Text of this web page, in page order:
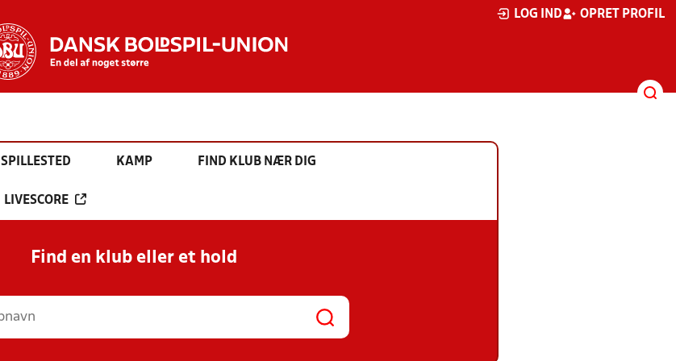
LOG IND OPRET PROFIL
SPILLESTED KAMP FIND KLUB NÆR DIG
LIVESCORE
Find en klub eller et hold